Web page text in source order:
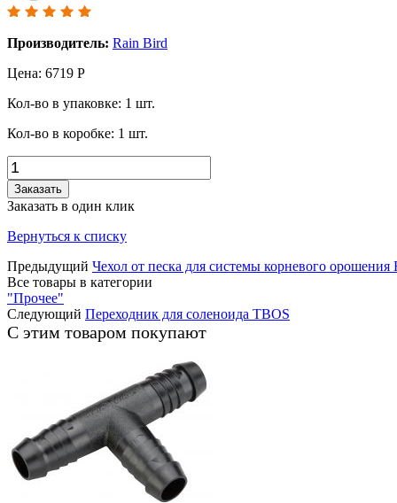
Производитель: Rain Bird
Цена: 6719 Р
Кол-во в упаковке: 1 шт.
Кол-во в коробке: 1 шт.
Заказать
Заказать в один клик
Вернуться к списку
Предыдущий Чехол от песка для системы корневого орошения
Все товары в категории
"Прочее"
Следующий Переходник для соленоида TBOS
С этим товаром покупают